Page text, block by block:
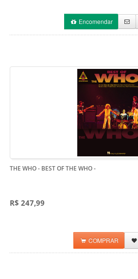
Encomendar
THE WHO - BEST OF THE WHO-
R$ 247,99
COMPRAR